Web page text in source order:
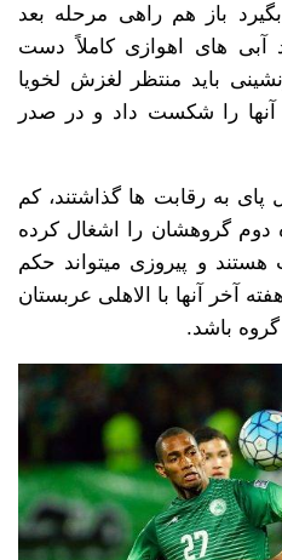
باز هم راهی مرحله بعد
های اهوازی کاملاً دست
باید منتظر لغزش لخویا
را شکست داد و در صدر
به رقابت ها گذاشتند، کم
دوم گروهشان را اشغال کرده
هستند و پیروزی میتواند حکم
آخر آنها با الاهلی عربستان
باشد.